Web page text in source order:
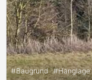
#Baugrund #Hanglage